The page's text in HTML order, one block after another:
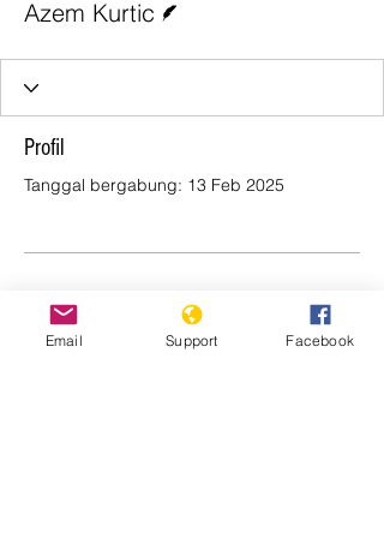
Azem Kurtic
Profil
Tanggal bergabung: 13 Feb 2025
Belum ada yang
ditampilkan di sini
Email Support Facebook